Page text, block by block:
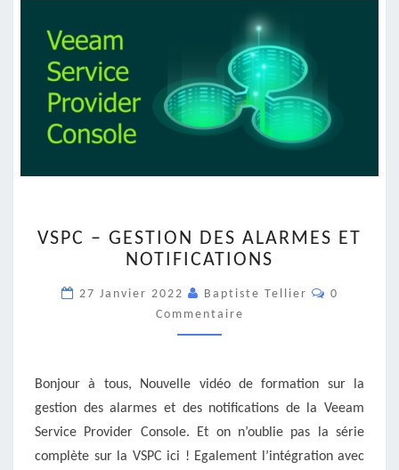
–
GESTION
ALARMES
ET
NOTIFICATIONS
VSPC – GESTION DES ALARMES ET
NOTIFICATIONS
27 Janvier 2022 Baptiste Tellier
0
Commentaire
Bonjour à tous, Nouvelle vidéo de formation sur la
gestion des alarmes et des notifications de la Veeam
Service Provider Console. Et on n’oublie pas la série
complète sur la VSPC ici ! Egalement l’intégration avec